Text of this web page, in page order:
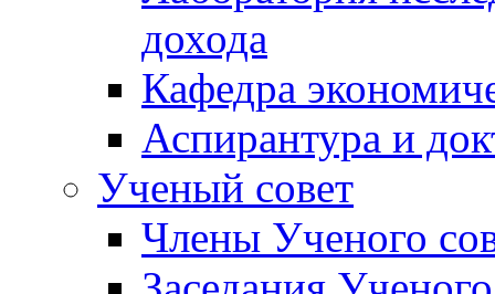
дохода
Кафедра
Аспирантура и
Ученый совет
Члены Ученого